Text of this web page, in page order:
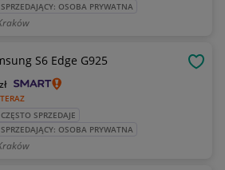
SPRZEDAJĄCY: OSOBA PRYWATNA
S6 Edge G925
zł
CZĘSTO SPRZEDAJE
SPRZEDAJĄCY: OSOBA PRYWATNA